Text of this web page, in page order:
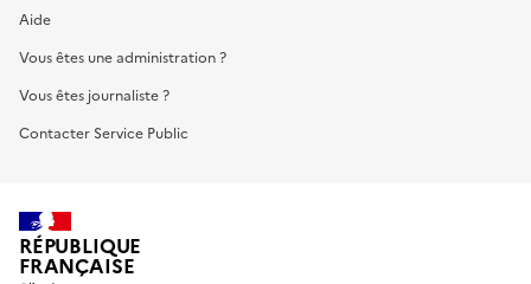
Aide
Vous êtes une administration ?
Vous êtes journaliste ?
Contacter Service Public
RÉPUBLIQUE
FRANÇAISE